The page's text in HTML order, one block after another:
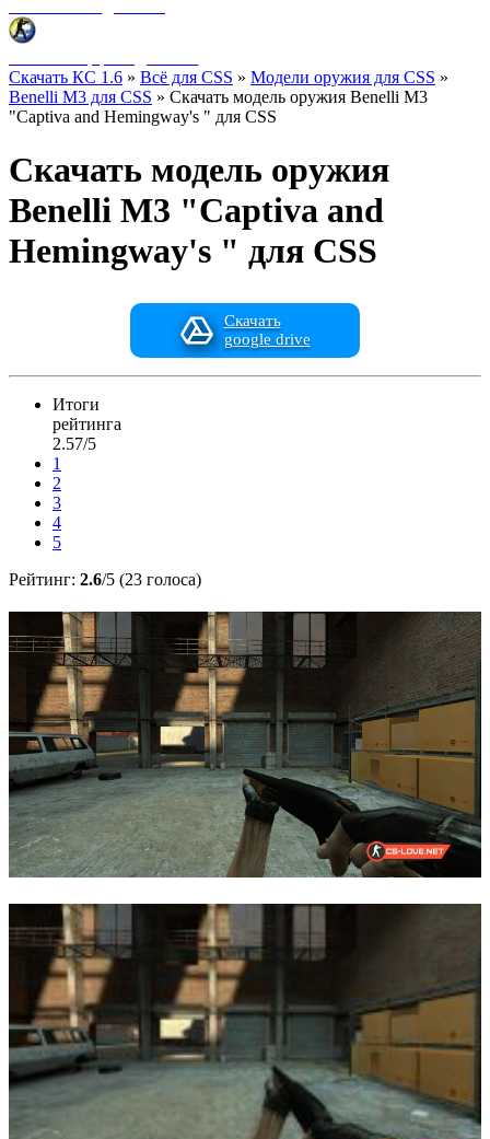
Скачать КС 1.6 » Всё для CSS » Модели оружия для CSS »
Benelli M3 для CSS » Скачать модель оружия Benelli M3
"Captiva and Hemingway's " для CSS
Скачать модель оружия
Benelli M3 "Captiva and
Hemingway's " для CSS
Скачать
google drive
Итоги
рейтинга
2.57/5
1
2
3
4
5
Рейтинг: 2.6/5 (23 голоса)